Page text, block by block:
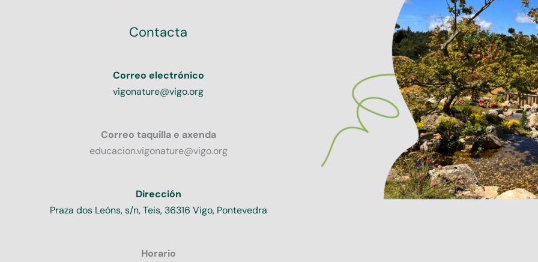
Contacta
Correo electrónico
vigonature@vigo.org
Correo taquilla e axenda
educacion.vigonature@vigo.org
Dirección
Praza dos Leóns, s/n, Teis, 36316 Vigo, Pontevedra
Horario